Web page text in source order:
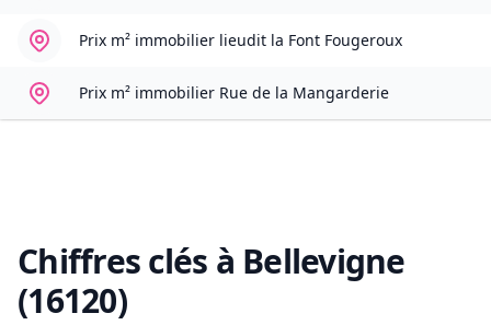
Prix m² immobilier lieudit la Font Fougeroux
Prix m² immobilier Rue de la Mangarderie
Chiffres clés à Bellevigne
(16120)